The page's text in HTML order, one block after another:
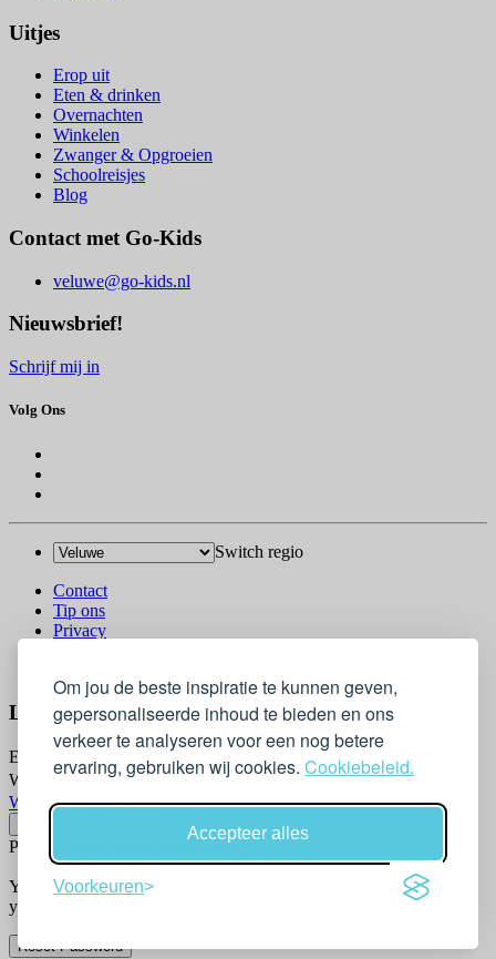
Om jou de beste inspiratie te kunnen geven,
gepersonaliseerde inhoud te bieden en ons
verkeer te analyseren voor een nog betere
ervaring, gebruiken wij cookies. Cookiebeleid.
Accepteer alles
Voorkeuren
Uitjes
Erop uit
Eten & drinken
Overnachten
Winkelen
Zwanger & Opgroeien
Schoolreisjes
Blog
Contact met Go-Kids
veluwe@go-kids.nl
Nieuwsbrief!
Schrijf mij in
Volg Ons
Switch regio
Contact
Tip ons
Privacy
Log In
Email
Wachtwoord
Wachtwoord vergeten?
Please confirm login email below
You will receive an email containing a link allowing you to reset
your password to a new preferred one.